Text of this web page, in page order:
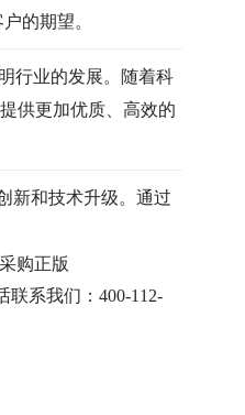
的期望。
行业的发展。随着科
供更加优质、高效的
新和技术升级。通过
购正版
联系我们：400-112-